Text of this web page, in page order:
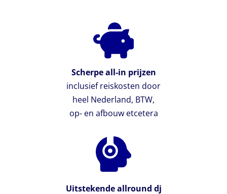
Scherpe all-in prijzen
inclusief reiskosten door
heel Nederland, BTW,
op- en afbouw etcetera
Uitstekende allround dj